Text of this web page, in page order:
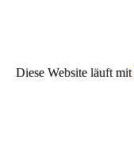
Diese Website läuft mit